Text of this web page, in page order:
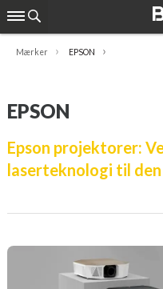
Mærker EPSON
EPSON
Epson projektorer:
laserteknologi til